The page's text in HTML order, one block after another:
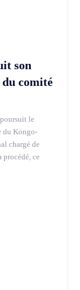
son
comité
le
du Kongo-
chargé de
ce